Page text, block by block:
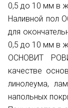
0,5 до 10 мм в
Наливной пол
для
0,5 до 10 мм в
ОСНОВИТ
качестве
линолеума,
напольных